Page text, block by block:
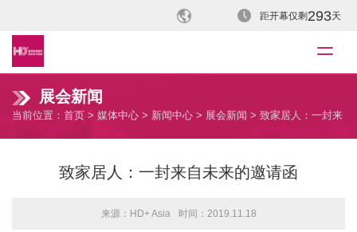
距开幕仅剩 293天
展会新闻
当前位置： 首页 > 媒体中心 > 新闻中心 > 展会新闻 > 致家居人：一封来
致家居人：一封来自未来的邀请函
来源：HD+ Asia 时间：2019.11.18